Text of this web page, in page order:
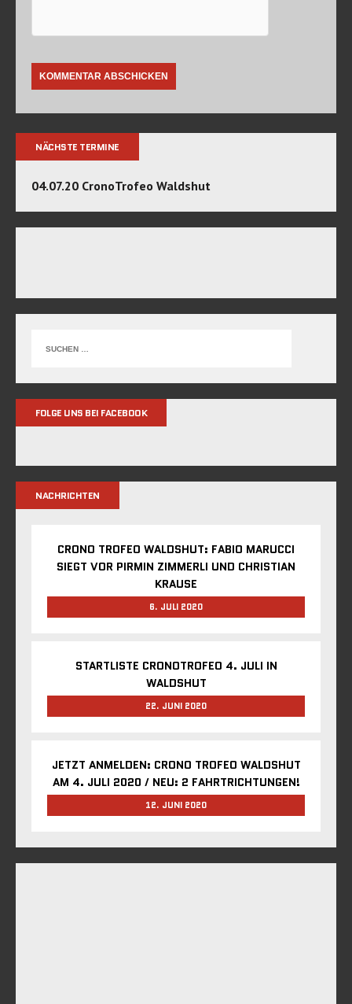
NÄCHSTE TERMINE
04.07.20 CronoTrofeo Waldshut
FOLGE UNS BEI FACEBOOK
NACHRICHTEN
CRONO TROFEO WALDSHUT: FABIO MARUCCI
SIEGT VOR PIRMIN ZIMMERLI UND CHRISTIAN
KRAUSE
6. JULI 2020
STARTLISTE CRONOTROFEO 4. JULI IN
WALDSHUT
22. JUNI 2020
JETZT ANMELDEN: CRONO TROFEO WALDSHUT
AM 4. JULI 2020 / NEU: 2 FAHRTRICHTUNGEN!
12. JUNI 2020